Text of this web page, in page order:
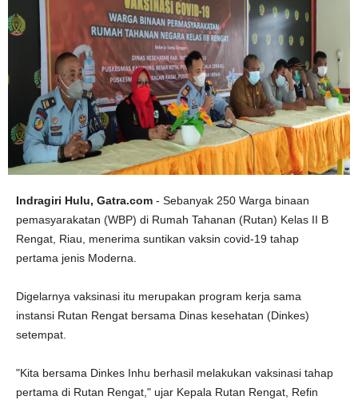
Indragiri Hulu, Gatra.com - Sebanyak 250 Warga binaan
pemasyarakatan (WBP) di Rumah Tahanan (Rutan) Kelas II B
Rengat, Riau, menerima suntikan vaksin covid-19 tahap
pertama jenis Moderna.
Digelarnya vaksinasi itu merupakan program kerja sama
instansi Rutan Rengat bersama Dinas kesehatan (Dinkes)
setempat.
"Kita bersama Dinkes Inhu berhasil melakukan vaksinasi tahap
pertama di Rutan Rengat," ujar Kepala Rutan Rengat, Refin